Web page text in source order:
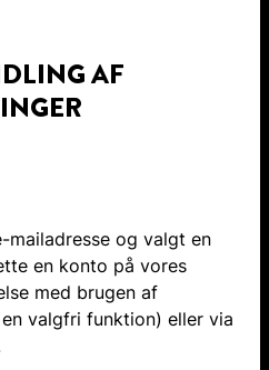
AF
mailadresse og valgt en
en konto på vores
med brugen af
valgfri funktion) eller via